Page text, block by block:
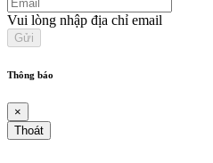
Vui lòng nhập địa chỉ email
Thông báo
×
Thoát